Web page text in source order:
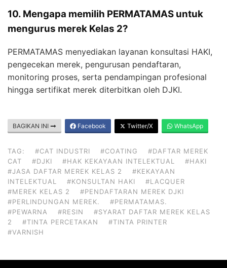
10. Mengapa memilih PERMATAMAS untuk
mengurus merek Kelas 2?
PERMATAMAS menyediakan layanan konsultasi HAKI,
pengecekan merek, pengurusan pendaftaran,
monitoring proses, serta pendampingan profesional
hingga sertifikat merek diterbitkan oleh DJKI.
BAGIKAN INI Facebook Twitter/X WhatsApp
TAG: #CAT INDUSTRI #COATING
#DAFTAR MEREK
CAT
#DJKI #HAK KEKAYAAN INTELEKTUAL
#HAKI
#JASA DAFTAR MEREK KELAS 2
#KEKAYAAN
INTELEKTUAL
#KONSULTAN HAKI
#LACQUER
#MEREK KELAS 2
#PENDAFTARAN MEREK DJKI
#PERLINDUNGAN MEREK.
#PERMATAMAS.
#PEWARNA
#RESIN
#SYARAT DAFTAR MEREK KELAS
2
#TINTA PERCETAKAN
#TINTA PRINTER
#VARNISH